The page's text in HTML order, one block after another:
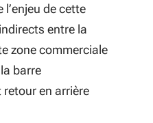
l’enjeu de cette
entre la
zone commerciale
barre
en arrière